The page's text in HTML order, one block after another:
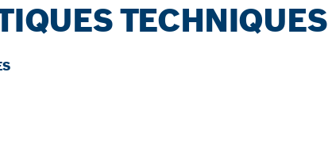
TECHNIQUES